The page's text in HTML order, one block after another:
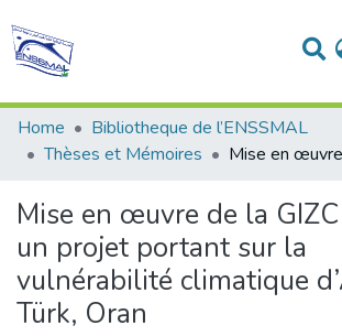
Communities &
Statistics
All of DSpace
Home
Bibliotheque de l’ENSSMAL
Thèses et Mémoires
Mise en œuvre de la
un projet portant sur la
vulnérabilité climatique
Türk, Oran